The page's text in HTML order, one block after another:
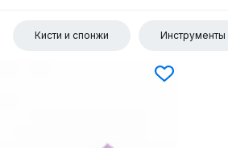
Кисти и спонжи Инструменты